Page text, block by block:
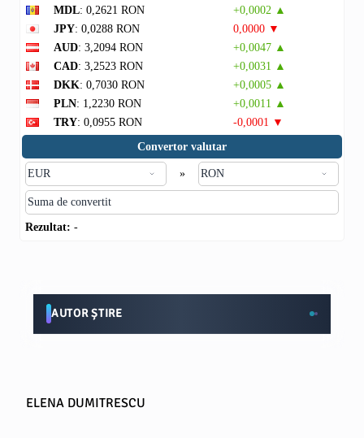
MDL: 0,2621 RON
+0,0002 ▲
JPY: 0,0288 RON
0,0000 ▼
AUD: 3,2094 RON
+0,0047 ▲
CAD: 3,2523 RON
+0,0031 ▲
DKK: 0,7030 RON
+0,0005 ▲
PLN: 1,2230 RON
+0,0011 ▲
TRY: 0,0955 RON
-0,0001 ▼
Convertor valutar
»
Rezultat: -
AUTOR ȘTIRE
ELENA DUMITRESCU